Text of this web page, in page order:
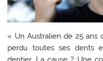
« Un Australien de 25
perdu toutes ses dents